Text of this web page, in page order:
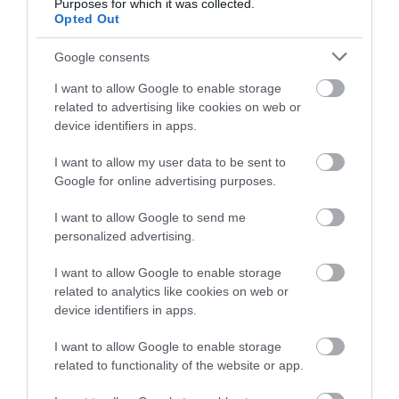
Purposes for which it was collected.
Opted Out
Google consents
I want to allow Google to enable storage
related to advertising like cookies on web or
device identifiers in apps.
I want to allow my user data to be sent to
Google for online advertising purposes.
I want to allow Google to send me
personalized advertising.
I want to allow Google to enable storage
related to analytics like cookies on web or
device identifiers in apps.
I want to allow Google to enable storage
related to functionality of the website or app.
Kilátás a Burdzs Kalifáról, Dubaj, Egyesült Arab
Emírségek
Fotó: Shutterstock
Ha csak turistáskodnánk:
tehát nagyjából 19,7 milliárd forint.